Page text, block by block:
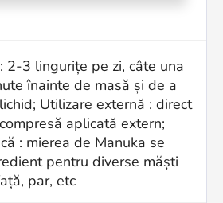
2-3 lingurițe pe zi, câte una
înainte de masă și de a
Utilizare externă : direct
aplicată extern;
: mierea de Manuka se
pentru diverse măști
par, etc